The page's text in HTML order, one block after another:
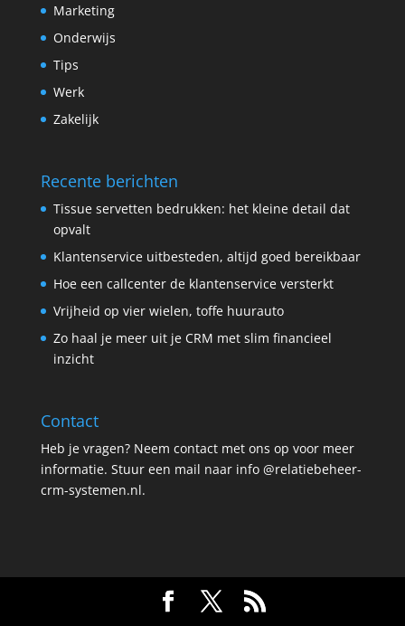
Marketing
Onderwijs
Tips
Werk
Zakelijk
Recente berichten
Tissue servetten bedrukken: het kleine detail dat
opvalt
Klantenservice uitbesteden, altijd goed bereikbaar
Hoe een callcenter de klantenservice versterkt
Vrijheid op vier wielen, toffe huurauto
Zo haal je meer uit je CRM met slim financieel
inzicht
Contact
Heb je vragen? Neem contact met ons op voor meer
informatie. Stuur een mail naar info @relatiebeheer-
crm-systemen.nl.